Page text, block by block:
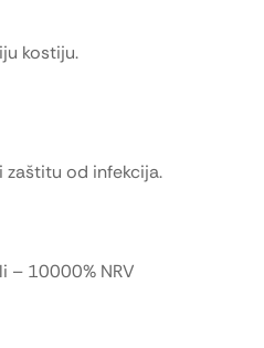
kostiju.
zaštitu od infekcija.
– 10000% NRV